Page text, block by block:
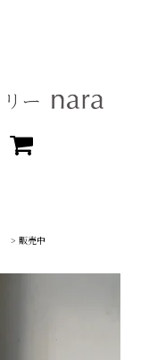
> 販売中